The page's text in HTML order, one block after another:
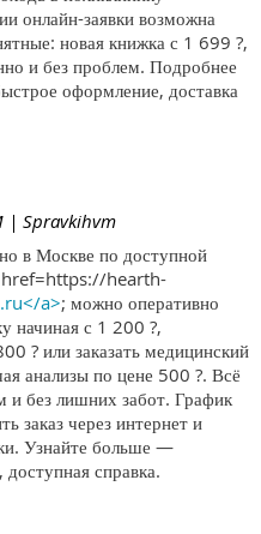
онлайн-заявки возможна
новая книжка с 1 699 ?,
и без проблем. Подробнее
оформление, доставка
| Spravkihvm
в Москве по доступной
href=https://hearth-
a>; можно оперативно
начиная с 1 200 ?,
? или заказать медицинский
анализы по цене 500 ?. Всё
без лишних забот. График
заказ через интернет и
Узнайте больше —
справка.